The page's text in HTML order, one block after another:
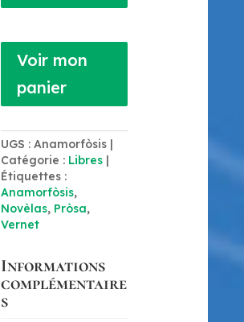
Voir mon
panier
UGS : Anamorfòsis
Catégorie : Libres
Étiquettes :
Anamorfòsis,
Novèlas, Pròsa,
Vernet
Informations
complémentaire
s